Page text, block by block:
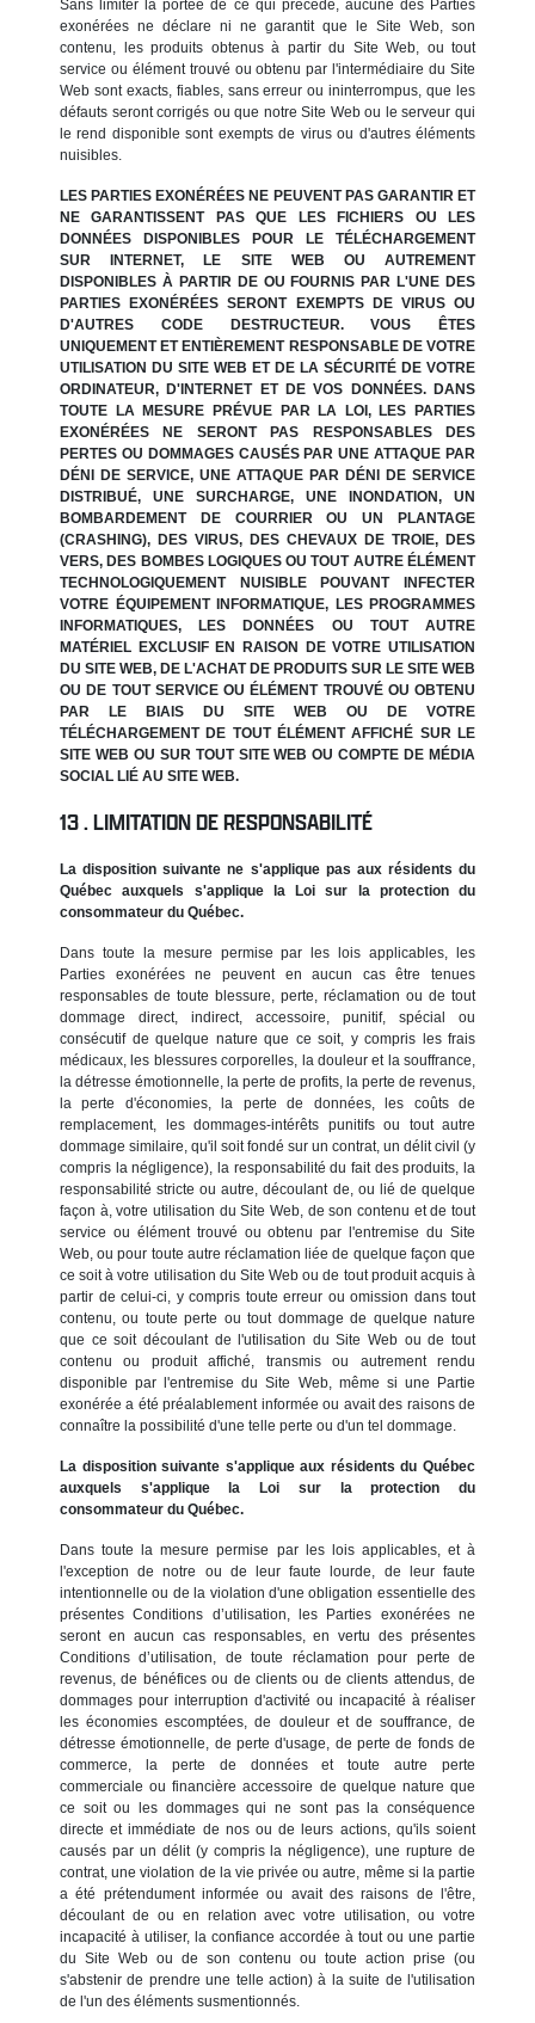
Sans limiter la portée de ce qui précède, aucune des Parties
exonérées ne déclare ni ne garantit que le Site Web, son
contenu, les produits obtenus à partir du Site Web, ou tout
service ou élément trouvé ou obtenu par l'intermédiaire du Site
Web sont exacts, fiables, sans erreur ou ininterrompus, que les
défauts seront corrigés ou que notre Site Web ou le serveur qui
le rend disponible sont exempts de virus ou d'autres éléments
nuisibles.
LES PARTIES EXONÉRÉES NE PEUVENT PAS GARANTIR ET
NE GARANTISSENT PAS QUE LES FICHIERS OU LES
DONNÉES DISPONIBLES POUR LE TÉLÉCHARGEMENT
SUR INTERNET, LE SITE WEB OU AUTREMENT
DISPONIBLES À PARTIR DE OU FOURNIS PAR L'UNE DES
PARTIES EXONÉRÉES SERONT EXEMPTS DE VIRUS OU
D'AUTRES CODE DESTRUCTEUR. VOUS ÊTES
UNIQUEMENT ET ENTIÈREMENT RESPONSABLE DE VOTRE
UTILISATION DU SITE WEB ET DE LA SÉCURITÉ DE VOTRE
ORDINATEUR, D'INTERNET ET DE VOS DONNÉES. DANS
TOUTE LA MESURE PRÉVUE PAR LA LOI, LES PARTIES
EXONÉRÉES NE SERONT PAS RESPONSABLES DES
PERTES OU DOMMAGES CAUSÉS PAR UNE ATTAQUE PAR
DÉNI DE SERVICE, UNE ATTAQUE PAR DÉNI DE SERVICE
DISTRIBUÉ, UNE SURCHARGE, UNE INONDATION, UN
BOMBARDEMENT DE COURRIER OU UN PLANTAGE
(CRASHING), DES VIRUS, DES CHEVAUX DE TROIE, DES
VERS, DES BOMBES LOGIQUES OU TOUT AUTRE ÉLÉMENT
TECHNOLOGIQUEMENT NUISIBLE POUVANT INFECTER
VOTRE ÉQUIPEMENT INFORMATIQUE, LES PROGRAMMES
INFORMATIQUES, LES DONNÉES OU TOUT AUTRE
MATÉRIEL EXCLUSIF EN RAISON DE VOTRE UTILISATION
DU SITE WEB, DE L'ACHAT DE PRODUITS SUR LE SITE WEB
OU DE TOUT SERVICE OU ÉLÉMENT TROUVÉ OU OBTENU
PAR LE BIAIS DU SITE WEB OU DE VOTRE
TÉLÉCHARGEMENT DE TOUT ÉLÉMENT AFFICHÉ SUR LE
SITE WEB OU SUR TOUT SITE WEB OU COMPTE DE MÉDIA
SOCIAL LIÉ AU SITE WEB.
LIMITATION DE RESPONSABILITÉ
La disposition suivante ne s'applique pas aux résidents du
Québec auxquels s'applique la Loi sur la protection du
consommateur du Québec.
Dans toute la mesure permise par les lois applicables, les
Parties exonérées ne peuvent en aucun cas être tenues
responsables de toute blessure, perte, réclamation ou de tout
dommage direct, indirect, accessoire, punitif, spécial ou
consécutif de quelque nature que ce soit, y compris les frais
médicaux, les blessures corporelles, la douleur et la souffrance,
la détresse émotionnelle, la perte de profits, la perte de revenus,
la perte d'économies, la perte de données, les coûts de
remplacement, les dommages-intérêts punitifs ou tout autre
dommage similaire, qu'il soit fondé sur un contrat, un délit civil (y
compris la négligence), la responsabilité du fait des produits, la
responsabilité stricte ou autre, découlant de, ou lié de quelque
façon à, votre utilisation du Site Web, de son contenu et de tout
service ou élément trouvé ou obtenu par l'entremise du Site
Web, ou pour toute autre réclamation liée de quelque façon que
ce soit à votre utilisation du Site Web ou de tout produit acquis à
partir de celui-ci, y compris toute erreur ou omission dans tout
contenu, ou toute perte ou tout dommage de quelque nature
que ce soit découlant de l'utilisation du Site Web ou de tout
contenu ou produit affiché, transmis ou autrement rendu
disponible par l'entremise du Site Web, même si une Partie
exonérée a été préalablement informée ou avait des raisons de
connaître la possibilité d'une telle perte ou d'un tel dommage.
La disposition suivante s'applique aux résidents du Québec
auxquels s'applique la Loi sur la protection du
consommateur du Québec.
Dans toute la mesure permise par les lois applicables, et à
l'exception de notre ou de leur faute lourde, de leur faute
intentionnelle ou de la violation d'une obligation essentielle des
présentes Conditions d’utilisation, les Parties exonérées ne
seront en aucun cas responsables, en vertu des présentes
Conditions d’utilisation, de toute réclamation pour perte de
revenus, de bénéfices ou de clients ou de clients attendus, de
dommages pour interruption d'activité ou incapacité à réaliser
les économies escomptées, de douleur et de souffrance, de
détresse émotionnelle, de perte d'usage, de perte de fonds de
commerce, la perte de données et toute autre perte
commerciale ou financière accessoire de quelque nature que
ce soit ou les dommages qui ne sont pas la conséquence
directe et immédiate de nos ou de leurs actions, qu'ils soient
causés par un délit (y compris la négligence), une rupture de
contrat, une violation de la vie privée ou autre, même si la partie
a été prétendument informée ou avait des raisons de l'être,
découlant de ou en relation avec votre utilisation, ou votre
incapacité à utiliser, la confiance accordée à tout ou une partie
du Site Web ou de son contenu ou toute action prise (ou
s'abstenir de prendre une telle action) à la suite de l'utilisation
de l'un des éléments susmentionnés.